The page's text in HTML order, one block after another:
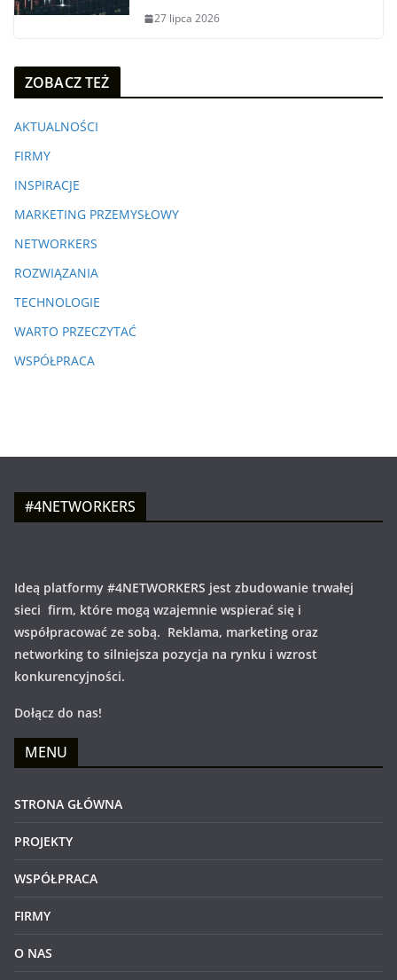
27 lipca 2026
ZOBACZ TEŻ
AKTUALNOŚCI
FIRMY
INSPIRACJE
MARKETING PRZEMYSŁOWY
NETWORKERS
ROZWIĄZANIA
TECHNOLOGIE
WARTO PRZECZYTAĆ
WSPÓŁPRACA
#4NETWORKERS
Ideą platformy #4NETWORKERS jest zbudowanie trwałej
sieci firm, które mogą wzajemnie wspierać się i
współpracować ze sobą. Reklama, marketing oraz
networking to silniejsza pozycja na rynku i wzrost
konkurencyjności.
Dołącz do nas!
MENU
STRONA GŁÓWNA
PROJEKTY
WSPÓŁPRACA
FIRMY
O NAS